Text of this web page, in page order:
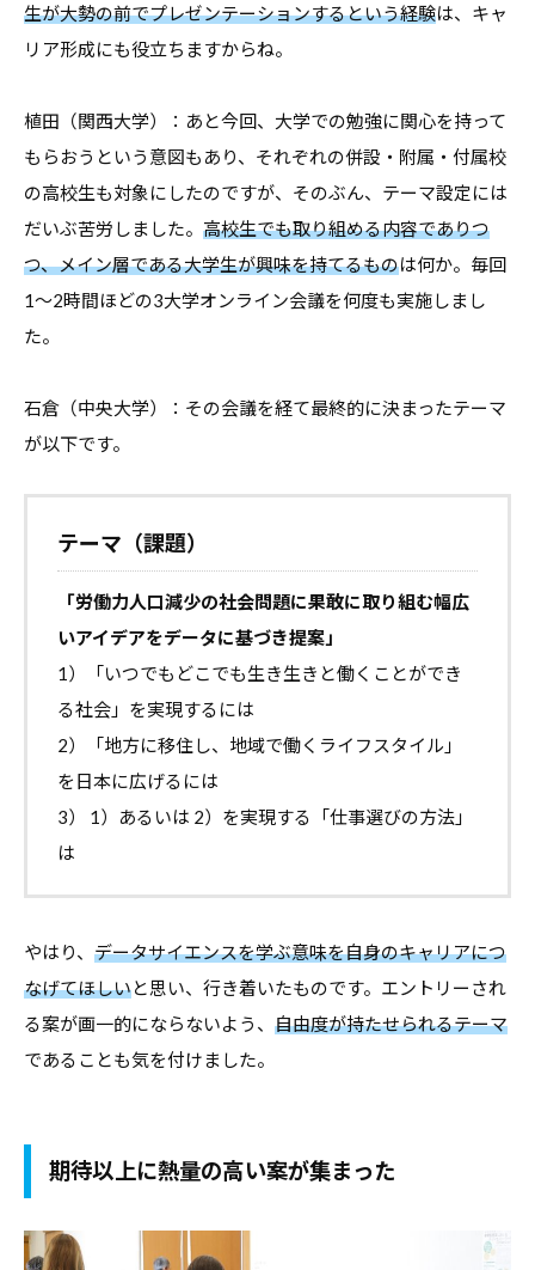
生が大勢の前でプレゼンテーションするという経験は、キャ
リア形成にも役立ちますからね。
植田（関西大学）：あと今回、大学での勉強に関心を持って
もらおうという意図もあり、それぞれの併設・附属・付属校
の高校生も対象にしたのですが、そのぶん、テーマ設定には
だいぶ苦労しました。 高校生でも取り組める内容でありつ
つ、メイン層である大学生が興味を持てるものは何か。毎回
1〜2時間ほどの3大学オンライン会議を何度も実施しまし
た。
石倉（中央大学）：その会議を経て最終的に決まったテーマ
が以下です。
テーマ（課題）
「労働力人口減少の社会問題に果敢に取り組む幅広
いアイデアをデータに基づき提案」
1）「いつでもどこでも生き生きと働くことができ
る社会」を実現するには
2）「地方に移住し、地域で働くライフスタイル」
を日本に広げるには
3） 1）あるいは 2）を実現する「仕事選びの方法」
は
やはり、 データサイエンスを学ぶ意味を自身のキャリアにつ
なげてほしいと思い、行き着いたものです。エントリーされ
る案が画一的にならないよう、 自由度が持たせられるテーマ
であることも気を付けました。
期待以上に熱量の高い案が集まった